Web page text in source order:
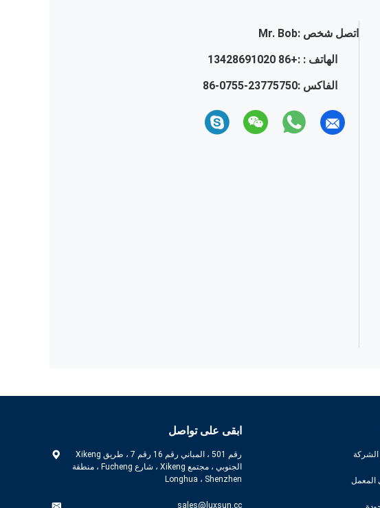
اتصل شخص :Mr. Bob
الهاتف : :+86 13428691020
الفاكس :86-0755-23775750
ابقى على تواصل
رقم 501 ، المباني رقم 16 رقم 7 ، طريق Xikeng
الجنوبي ، مجتمع Xikeng ، شارع Fucheng ، منطقة
Longhua ، Shenzhen
sales@luxsun.cc
الشركة
المعمل